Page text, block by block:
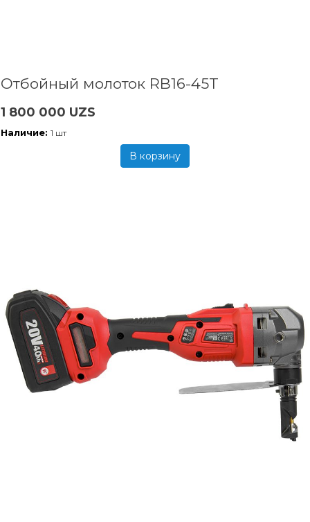
Отбойный молоток RB16-45T
1 800 000 UZS
Наличие: 1 шт
В корзину